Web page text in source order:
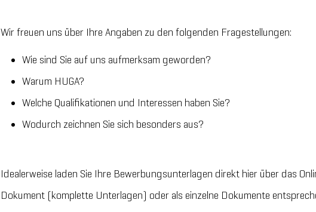
Wir freuen uns über Ihre Angaben zu den folgenden Fragestellungen:
Wie sind Sie auf uns aufmerksam geworden?
Warum HUGA?
Welche Qualifikationen und Interessen haben Sie?
Wodurch zeichnen Sie sich besonders aus?
Idealerweise laden Sie Ihre Bewerbungsunterlagen direkt hier über das
Dokument (komplette Unterlagen) oder als einzelne Dokumente